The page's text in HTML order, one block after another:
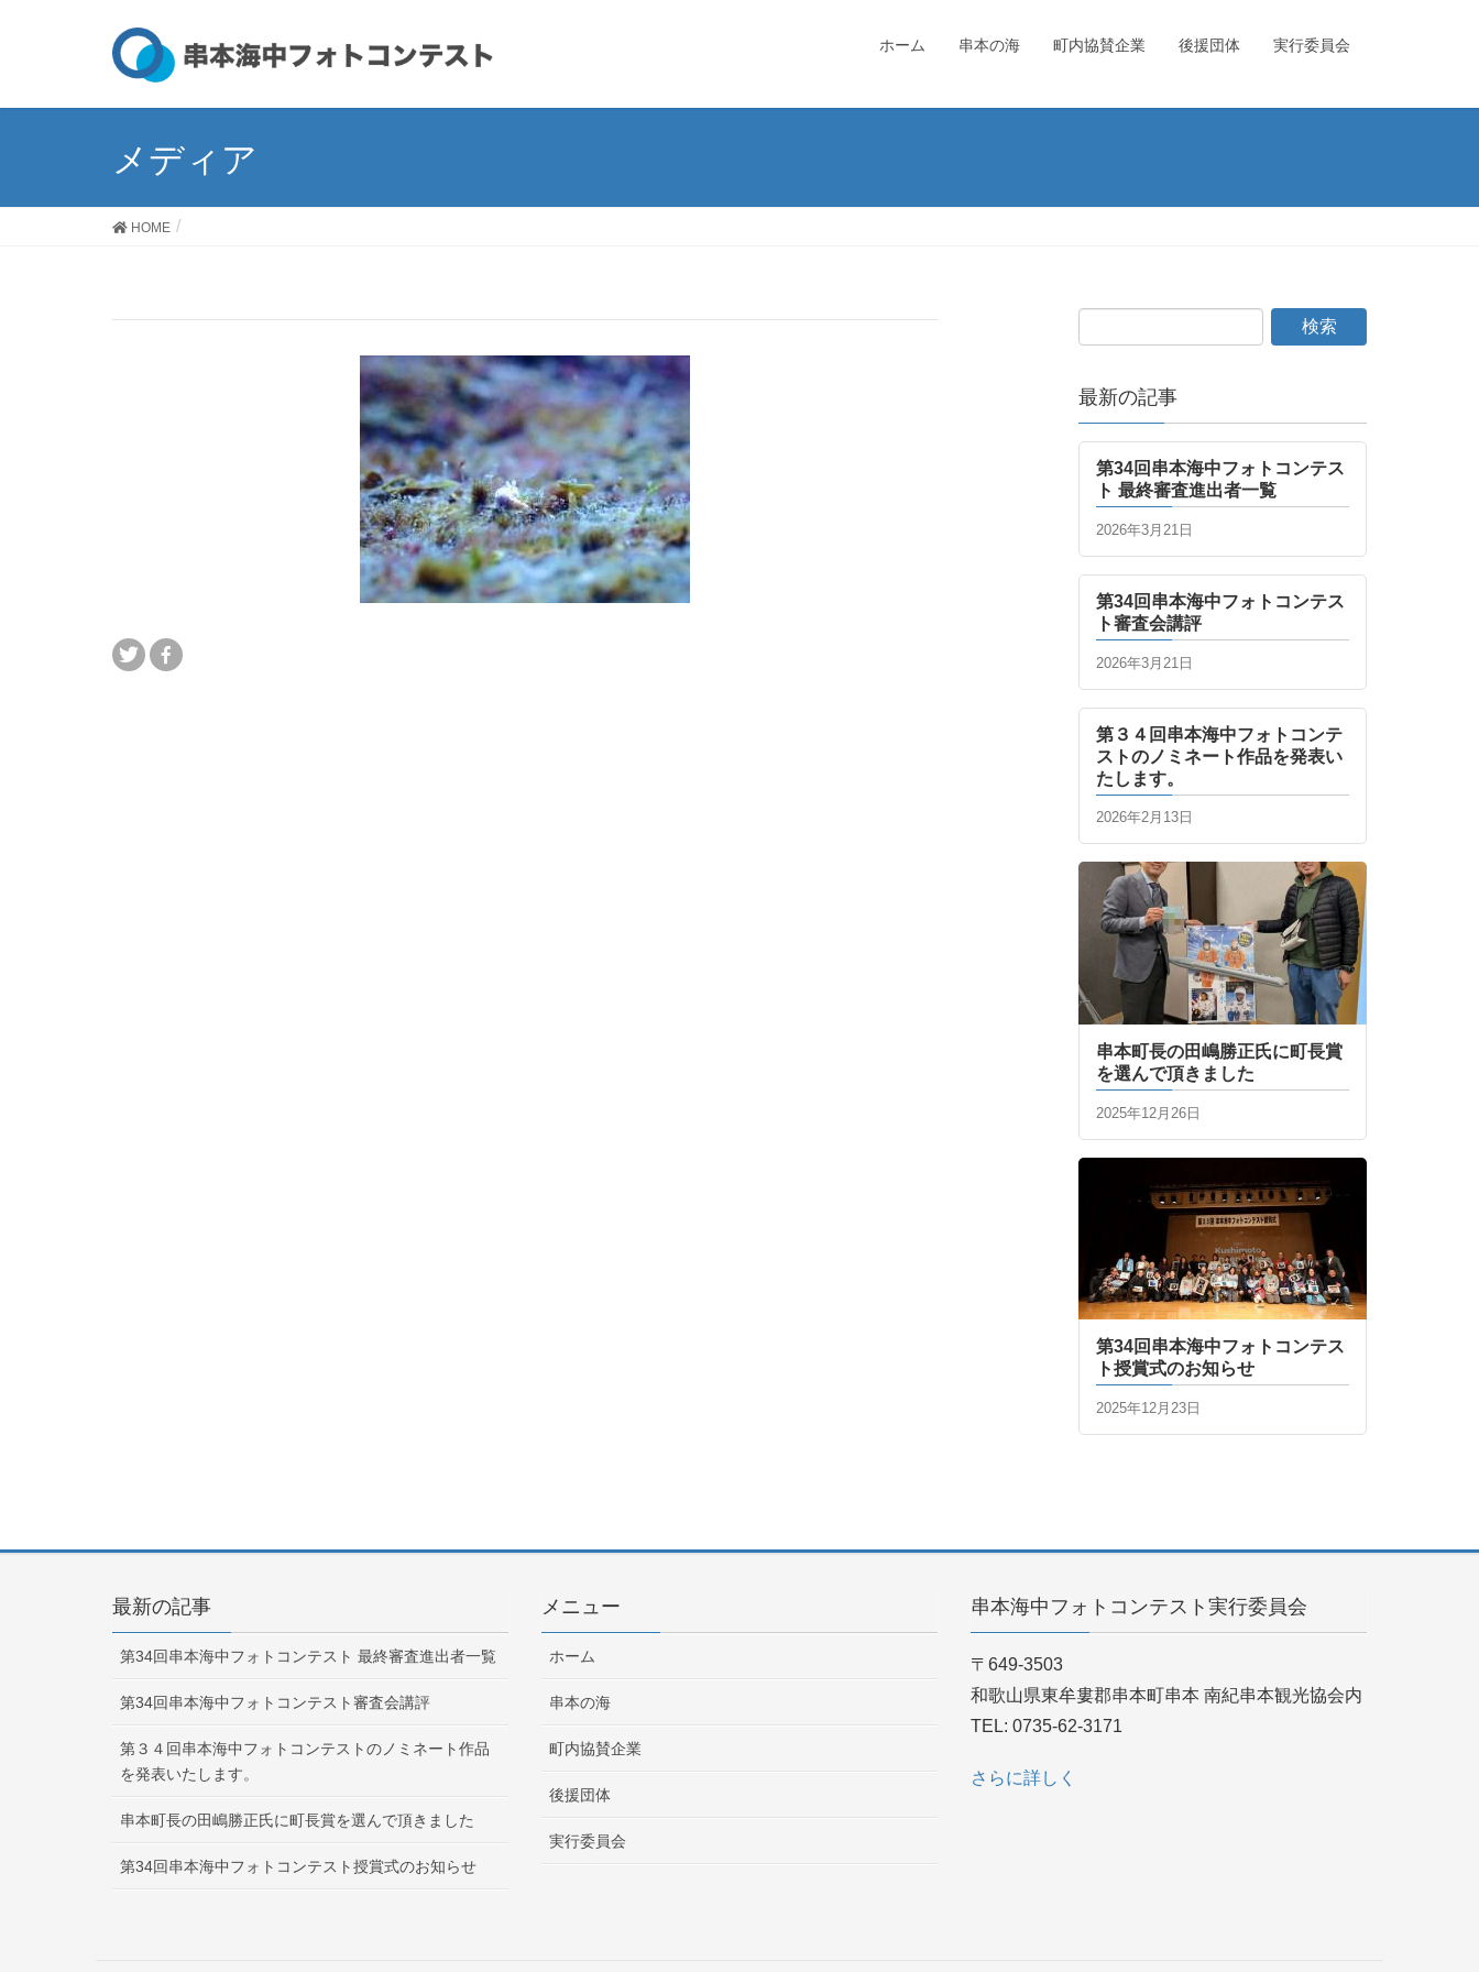
ホーム 串本の海 町内協賛企業 後援団体 実行委員会
メディア
HOME
最新の記事
第34回串本海中フォトコンテス
ト 最終審査進出者一覧
2026年3月21日
第34回串本海中フォトコンテス
ト審査会講評
2026年3月21日
第３４回串本海中フォトコンテ
ストのノミネート作品を発表い
たします。
2026年2月13日
串本町長の田嶋勝正氏に町長賞
を選んで頂きました
2025年12月26日
第34回串本海中フォトコンテス
ト授賞式のお知らせ
2025年12月23日
最新の記事
第34回串本海中フォトコンテスト 最終審査進出者一覧
第34回串本海中フォトコンテスト審査会講評
第３４回串本海中フォトコンテストのノミネート作品
を発表いたします。
串本町長の田嶋勝正氏に町長賞を選んで頂きました
第34回串本海中フォトコンテスト授賞式のお知らせ
メニュー
ホーム
串本の海
町内協賛企業
後援団体
実行委員会
串本海中フォトコンテスト実行委員会
〒649-3503
和歌山県東牟婁郡串本町串本 南紀串本観光協会内
TEL: 0735-62-3171
さらに詳しく